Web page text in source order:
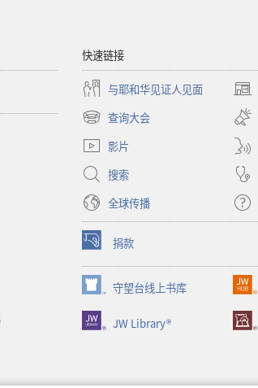
快速链接
与耶和华见证人见面
（打
开
新
窗
口）
查询大会
（打
开
新
窗
口）
影片
搜索
全球传播
捐款
（打
开
新
窗
口）
守望台线上书库
（打
开
新
（打
开
新
JW Library®